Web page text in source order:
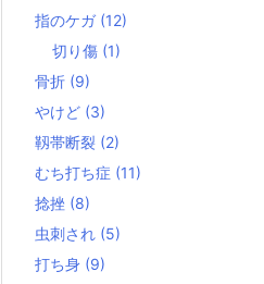
指のケガ (12)
切り傷 (1)
骨折 (9)
やけど (3)
靱帯断裂 (2)
むち打ち症 (11)
捻挫 (8)
虫刺され (5)
打ち身 (9)